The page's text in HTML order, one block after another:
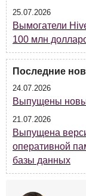
25.07.2026
Вымогатели
100 млн
Последние
24.07.2026
Выпущены
21.07.2026
Выпущена
оперативной
базы данных